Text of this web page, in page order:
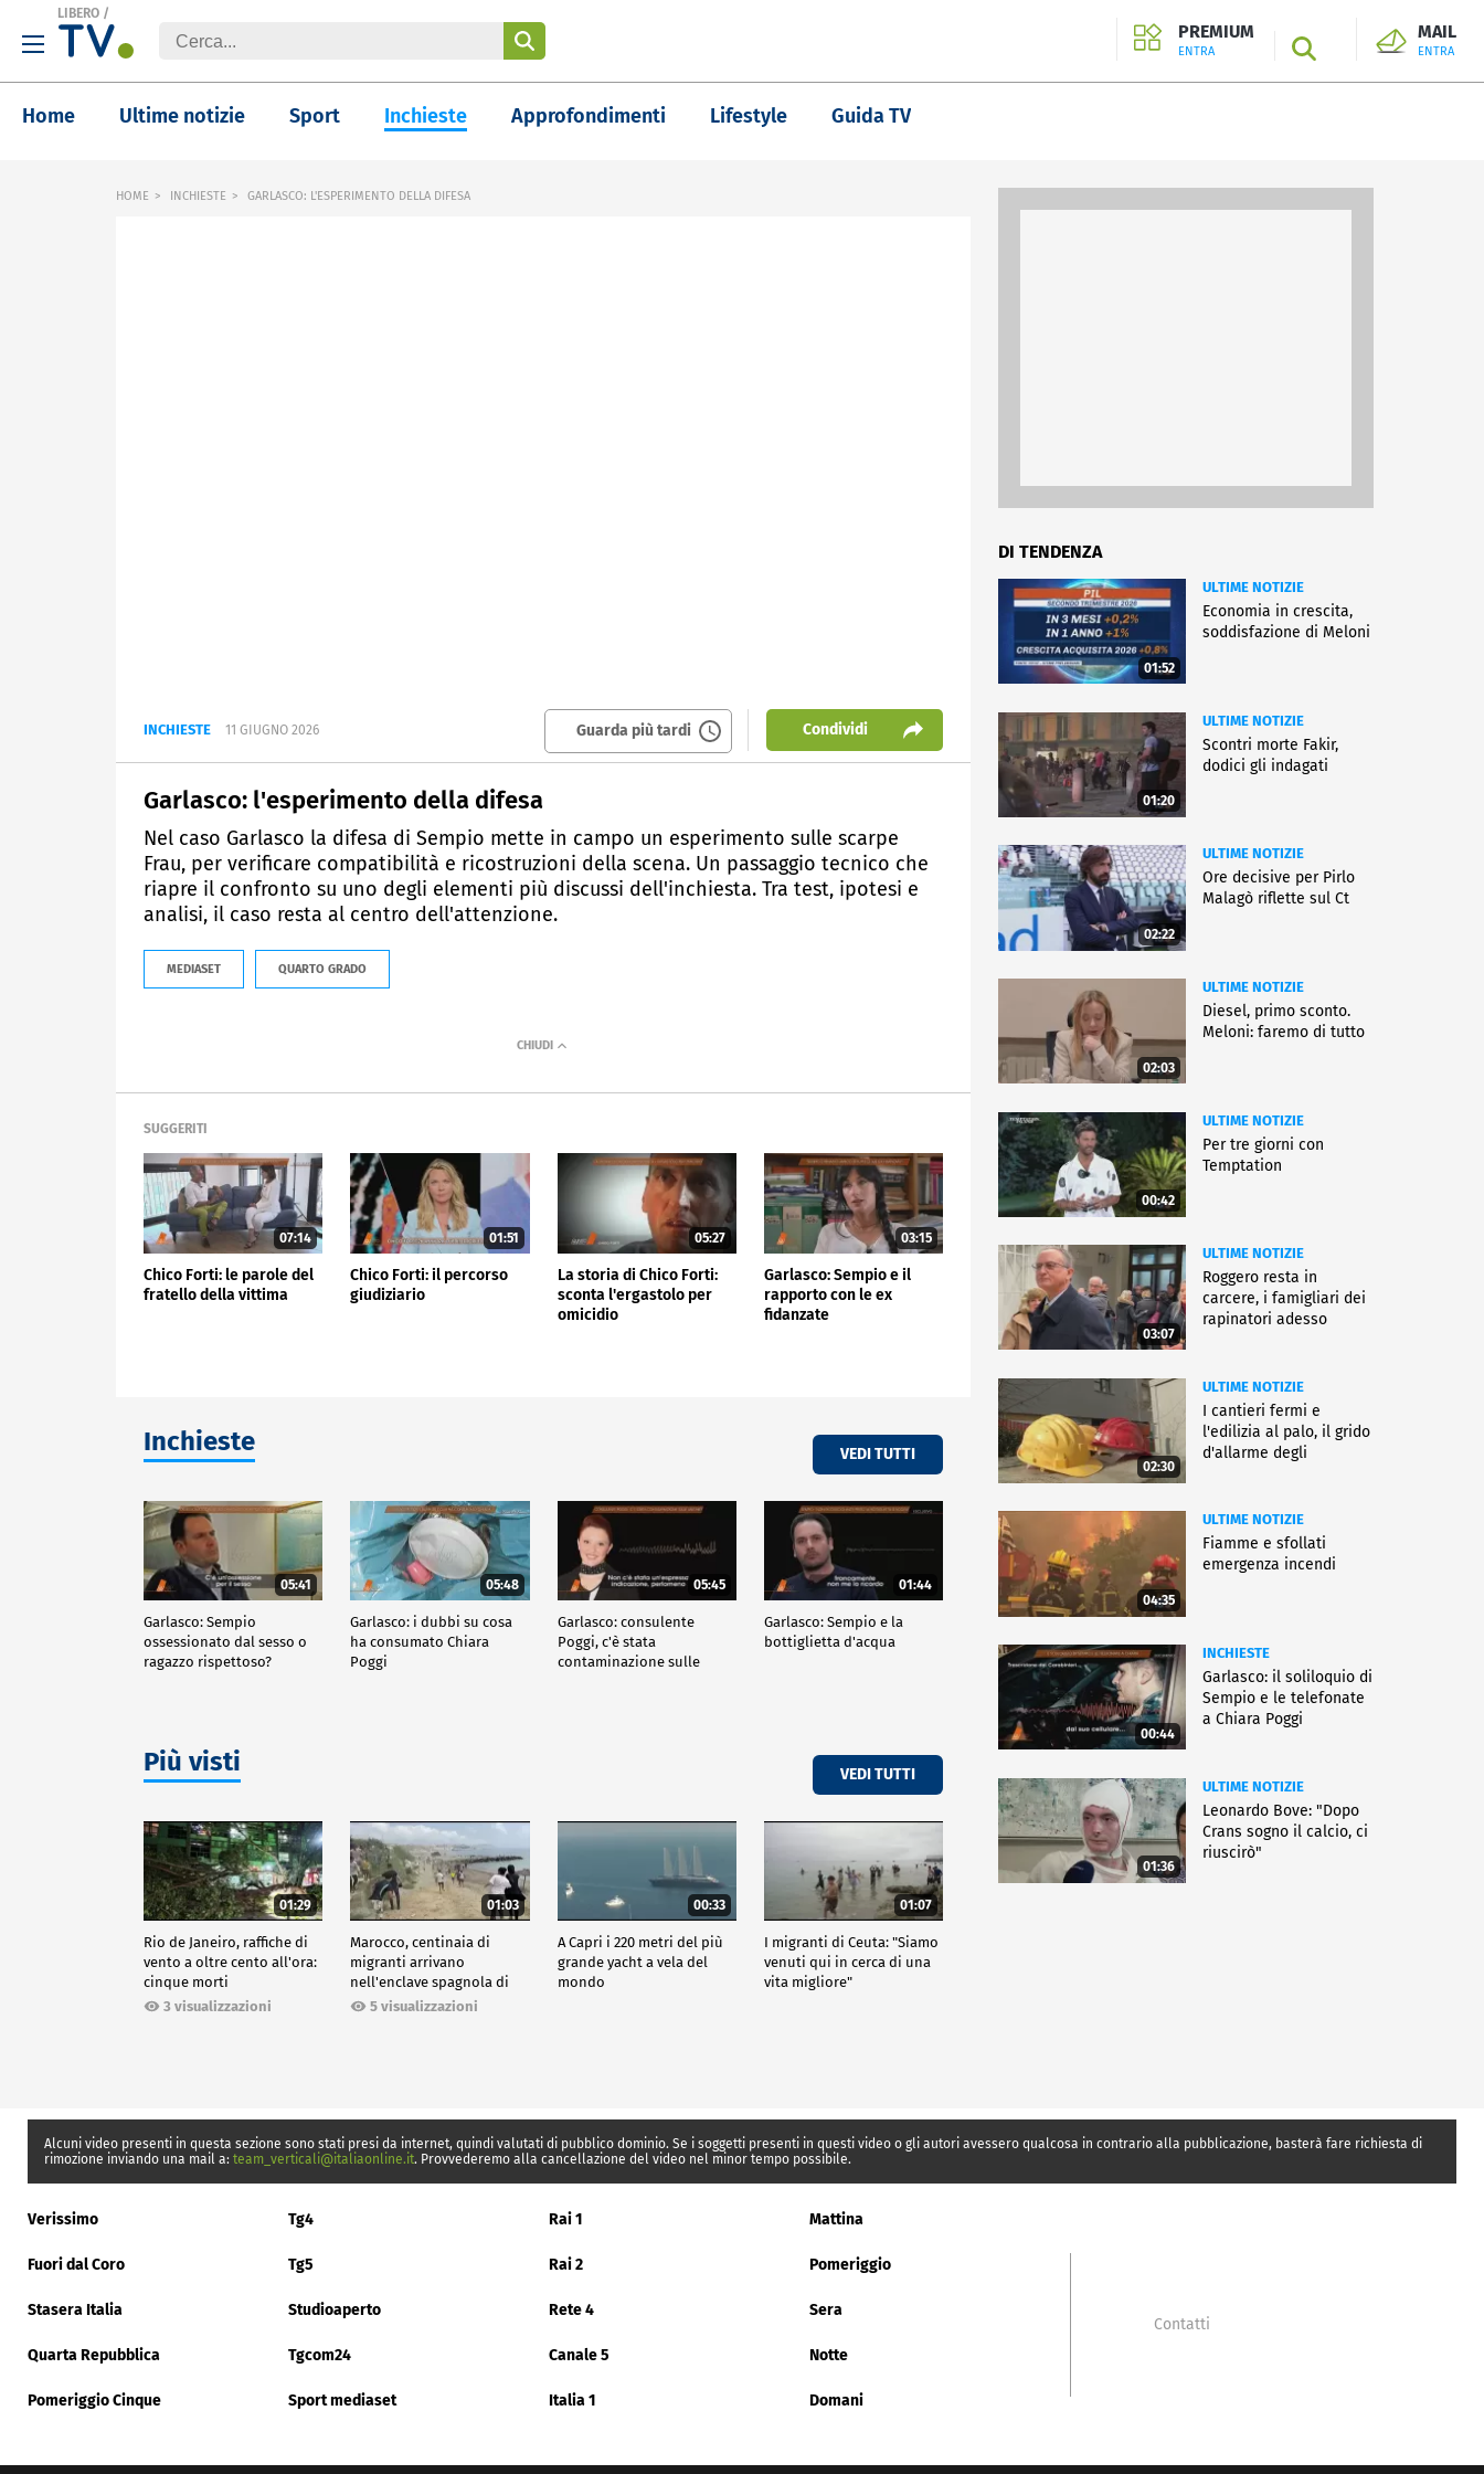
LIBERO /
PREMIUM
ENTRA SEARCH
MAIL
ENTRA
Home Ultime notizie Sport Inchieste Approfondimenti Lifestyle Guida TV
HOME INCHIESTE GARLASCO: L'ESPERIMENTO DELLA DIFESA
INCHIESTE 11 GIUGNO 2026 Guarda più tardi Condividi
Garlasco: l'esperimento della difesa
Nel caso Garlasco la difesa di Sempio mette in campo un esperimento sulle scarpe
Frau, per verificare compatibilità e ricostruzioni della scena. Un passaggio tecnico che
riapre il confronto su uno degli elementi più discussi dell'inchiesta. Tra test, ipotesi e
analisi, il caso resta al centro dell'attenzione.
MEDIASET QUARTO GRADO
SUGGERITI
07:14
Chico Forti: le parole del
fratello della vittima
01:51
Chico Forti: il percorso
giudiziario
05:27
La storia di Chico Forti:
sconta l'ergastolo per
omicidio
03:15
Garlasco: Sempio e il
rapporto con le ex
fidanzate
Inchieste VEDI TUTTI
05:41
Garlasco: Sempio
ossessionato dal sesso o
ragazzo rispettoso?
05:48
Garlasco: i dubbi su cosa
ha consumato Chiara
Poggi
05:45
Garlasco: consulente
Poggi, c'è stata
contaminazione sulle
01:44
Garlasco: Sempio e la
bottiglietta d'acqua
Più visti VEDI TUTTI
01:29
Rio de Janeiro, raffiche di
vento a oltre cento all'ora:
cinque morti
3 visualizzazioni
01:03
Marocco, centinaia di
migranti arrivano
nell'enclave spagnola di
Ceuta5 visualizzazioni
00:33
A Capri i 220 metri del più
grande yacht a vela del
mondo
01:07
I migranti di Ceuta: "Siamo
venuti qui in cerca di una
vita migliore"
DI TENDENZA
01:52
ULTIME NOTIZIE
Economia in crescita,
soddisfazione di Meloni
01:20
ULTIME NOTIZIE
Scontri morte Fakir,
dodici gli indagati
02:22
ULTIME NOTIZIE
Ore decisive per Pirlo
Malagò riflette sul Ct
02:03
ULTIME NOTIZIE
Diesel, primo sconto.
Meloni: faremo di tutto
00:42
ULTIME NOTIZIE
Per tre giorni con
Temptation
03:07
ULTIME NOTIZIE
Roggero resta in
carcere, i famigliari dei
rapinatori adesso
02:30
ULTIME NOTIZIE
I cantieri fermi e
l'edilizia al palo, il grido
d'allarme degli
04:35
ULTIME NOTIZIE
Fiamme e sfollati
emergenza incendi
00:44
INCHIESTE
Garlasco: il soliloquio di
Sempio e le telefonate
a Chiara Poggi
01:36
ULTIME NOTIZIE
Leonardo Bove: "Dopo
Crans sogno il calcio, ci
riuscirò"
Alcuni video presenti in questa sezione sono stati presi da internet, quindi valutati di pubblico dominio. Se i soggetti presenti in questi video o gli autori avessero qualcosa in contrario alla pubblicazione, basterà fare richiesta di
rimozione inviando una mail a: team_verticali@italiaonline.it. Provvederemo alla cancellazione del video nel minor tempo possibile.
Verissimo Tg4 Rai 1 Mattina
Fuori dal Coro Tg5 Rai 2 Pomeriggio
Stasera Italia Studioaperto Rete 4 Sera
Quarta Repubblica Tgcom24 Canale 5 Notte
Pomeriggio Cinque Sport mediaset Italia 1 Domani
Contatti